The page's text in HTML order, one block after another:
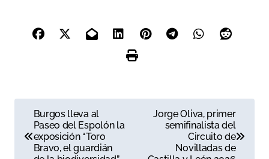
a
Burgos lleva al
Paseo del Espolón la
exposición “Toro
Bravo, el guardián
Jorge Oliva, primer
semifinalista del
Circuito de
Novilladas de